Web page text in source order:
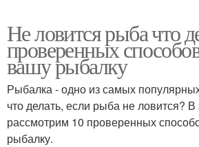
Не ловится рыба что
проверенных
вашу рыбалку
Рыбалка - одно из самых
что делать, если рыба не ловится?
рассмотрим 10 проверенных
рыбалку.